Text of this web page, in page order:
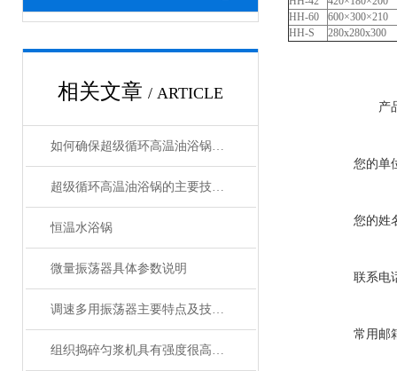
相关文章 / ARTICLE
如何确保超级循环高温油浴锅的安全性？
超级循环高温油浴锅的主要技术参数和用法
恒温水浴锅
微量振荡器具体参数说明
调速多用振荡器主要特点及技术指标
组织捣碎匀浆机具有强度很高的粉碎效果
HH-60
600×300×210
HH-S
280x280x300
产
您的单
您的姓
联系电
常用邮